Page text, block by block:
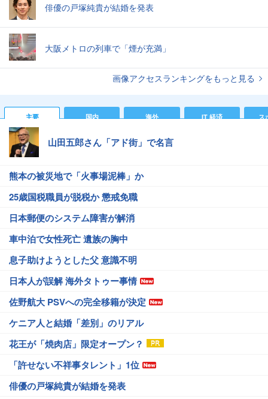
俳優の戸塚純貴が結婚を発表
大阪メトロの列車で「煙が充満」
画像アクセスランキングをもっと見る
主要 国内 海外 IT 経済 ス
山田五郎さん「アド街」で名言
熊本の被災地で「火事場泥棒」か
25歳国税職員が脱税か 懲戒免職
日本郵便のシステム障害が解消
車中泊で女性死亡 遺族の胸中
息子助けようとした父 意識不明
日本人が誤解 海外タトゥー事情
佐野航大 PSVへの完全移籍が決定
ケニア人と結婚「差別」のリアル
花王が「焼肉店」限定オープン？
「許せない不祥事タレント」1位
俳優の戸塚純貴が結婚を発表